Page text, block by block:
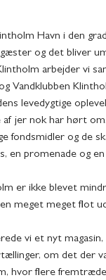
Havn i den
og det bliver
arbejder vi
Vandklubben
levedygtige
af jer nok har hørt
fondsmidler og de
en promenade og
er ikke blevet
meget meget flot
vi et nyt
om det der
hvor flere